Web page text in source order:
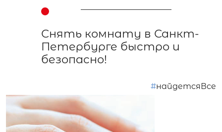
Снять комнату в Санкт-
Петербурге быстро и
безопасно!
#найдетсяВсе